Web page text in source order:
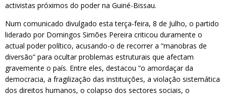
activistas próximos do poder na Guiné-Bissau.
Num comunicado divulgado esta terça-feira, 8 de Julho, o partido
liderado por Domingos Simões Pereira criticou duramente o
actual poder político, acusando-o de recorrer a “manobras de
diversão” para ocultar problemas estruturais que afectam
gravemente o país. Entre eles, destacou “o amordaçar da
democracia, a fragilização das instituições, a violação sistemática
dos direitos humanos, o colapso dos sectores sociais, o